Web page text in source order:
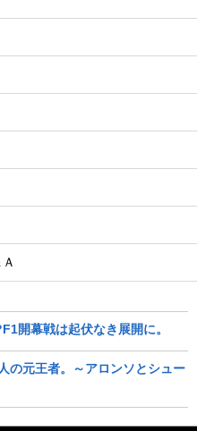
開幕戦は起伏なき展開に。
の元王者。～アロンソとシュー